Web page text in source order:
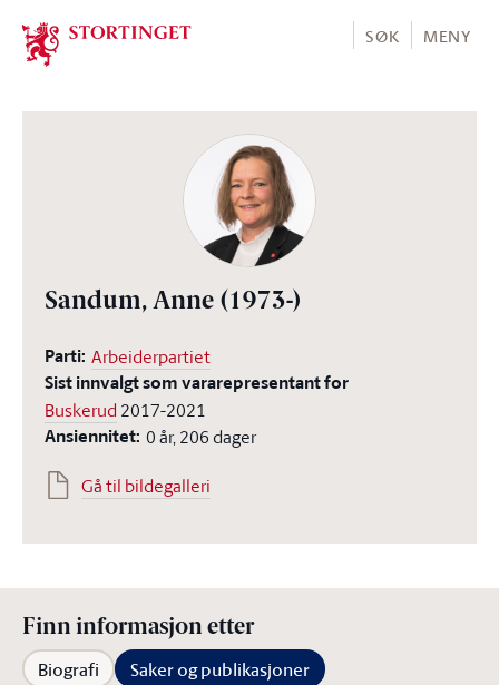
Stortinget.no
SØK MENY
Sandum, Anne (1973-)
Parti: Arbeiderpartiet
Sist innvalgt som vararepresentant for
Buskerud 2017-2021
Ansiennitet: 0 år, 206 dager
Gå til bildegalleri
Finn informasjon etter
Biografi Saker og publikasjoner